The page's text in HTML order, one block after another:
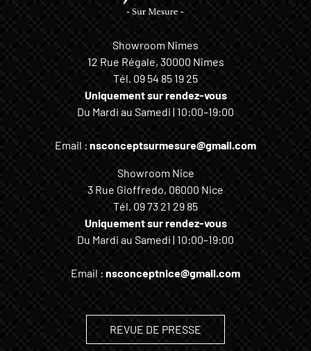
Showroom Nîmes
12 Rue Régale, 30000 Nîmes
Tél. 09 54 85 19 25
Uniquement sur rendez-vous
Du Mardi au Samedi | 10:00–19:00
Email : nsconceptsurmesure@gmail.com
Showroom Nice
3 Rue Gioffredo, 06000 Nice
Tél. 09 73 21 29 85
Uniquement sur rendez-vous
Du Mardi au Samedi | 10:00–19:00
Email : nsconceptnice@gmail.com
REVUE DE PRESSE